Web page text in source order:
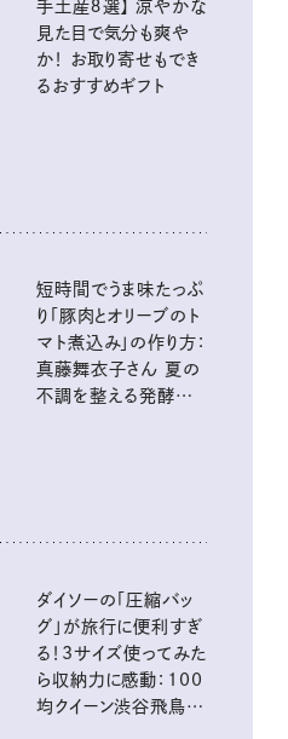
手土産８選】 涼やかな
見た目で気分も爽や
か！ お取り寄せもでき
るおすすめギフト
短時間でうま味たっぷ
り「豚肉とオリーブのト
マト煮込み」の作り方：
真藤舞衣子さん 夏の
不調を整える発酵レ
ダイソーの「圧縮バッ
グ」が旅行に便利すぎ
る！3サイズ使ってみた
ら収納力に感動：100
均クイーン渋谷飛鳥の